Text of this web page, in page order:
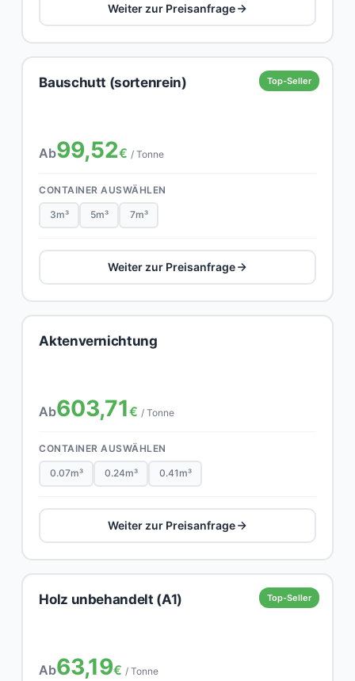
Weiter zur Preisanfrage
Top-Seller
Bauschutt (sortenrein)
Ab99,52€ / Tonne
CONTAINER AUSWÄHLEN
3m³ 5m³ 7m³
Weiter zur Preisanfrage
Aktenvernichtung
Ab603,71€ / Tonne
CONTAINER AUSWÄHLEN
0.07m³ 0.24m³ 0.41m³
Weiter zur Preisanfrage
Top-Seller
Holz unbehandelt (A1)
Ab63,19€ / Tonne